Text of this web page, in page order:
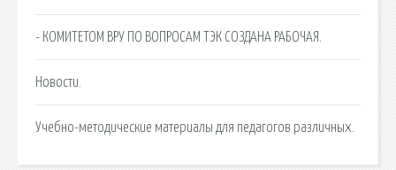
- КОМИТЕТОМ ВРУ ПО ВОПРОСАМ ТЭК СОЗДАНА РАБОЧАЯ.
Новости.
Учебно-методические материалы для педагогов различных.